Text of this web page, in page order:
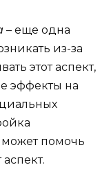
– еще одна
из-за
этот аспект,
эффекты на
помочь